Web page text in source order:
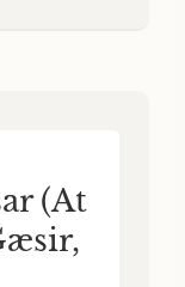
(At